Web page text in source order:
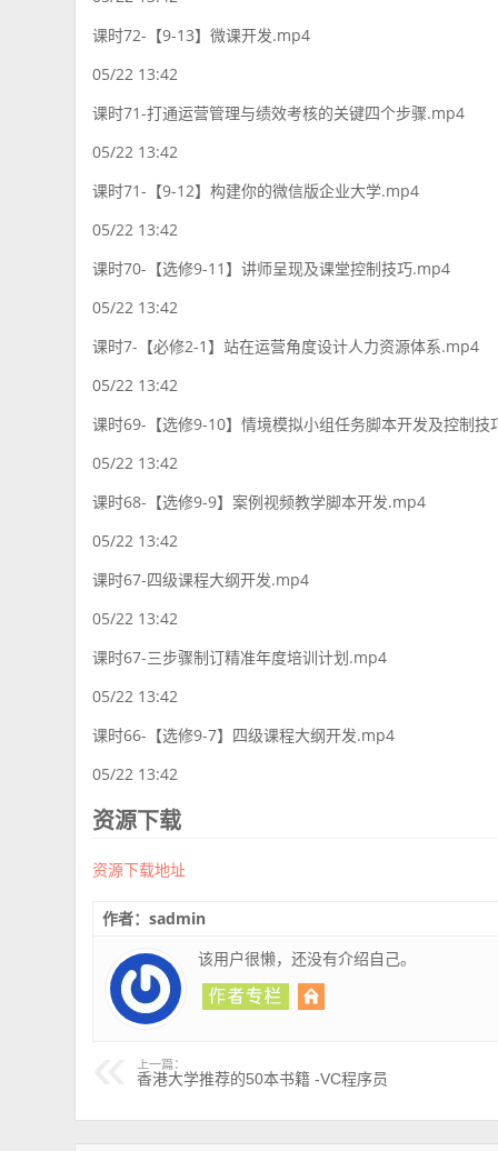
课时72-【9-13】微课开发.mp4
05/22 13:42
课时71-打通运营管理与绩效考核的关键四个步骤.mp4
05/22 13:42
课时71-【9-12】构建你的微信版企业大学.mp4
05/22 13:42
课时70-【选修9-11】讲师呈现及课堂控制技巧.mp4
05/22 13:42
课时7-【必修2-1】站在运营角度设计人力资源体系.mp4
05/22 13:42
课时69-【选修9-10】情境模拟小组任务脚本开发及控制技
05/22 13:42
课时68-【选修9-9】案例视频教学脚本开发.mp4
05/22 13:42
课时67-四级课程大纲开发.mp4
05/22 13:42
课时67-三步骤制订精准年度培训计划.mp4
05/22 13:42
课时66-【选修9-7】四级课程大纲开发.mp4
05/22 13:42
资源下载
资源下载地址
作者：sadmin
该用户很懒，还没有介绍自己。
上一篇：
香港大学推荐的50本书籍 -VC程序员